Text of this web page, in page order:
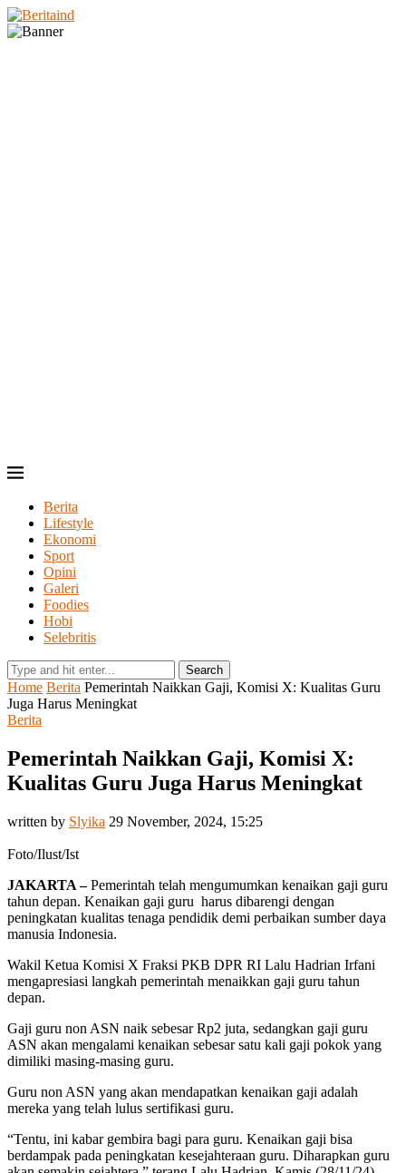
Berita
Lifestyle
Ekonomi
Sport
Opini
Galeri
Foodies
Hobi
Selebritis
Search
Home Berita Pemerintah Naikkan Gaji, Komisi X: Kualitas Guru
Juga Harus Meningkat
Berita
Pemerintah Naikkan Gaji, Komisi X:
Kualitas Guru Juga Harus Meningkat
written by Slyika 29 November, 2024, 15:25
Foto/Ilust/Ist
JAKARTA –Pemerintah telah mengumumkan kenaikan gaji guru
tahun depan. Kenaikan gaji guru harus dibarengi dengan
peningkatan kualitas tenaga pendidik demi perbaikan sumber daya
manusia Indonesia.
Wakil Ketua Komisi X Fraksi PKB DPR RI Lalu Hadrian Irfani
mengapresiasi langkah pemerintah menaikkan gaji guru tahun
depan.
Gaji guru non ASN naik sebesar Rp2 juta, sedangkan gaji guru
ASN akan mengalami kenaikan sebesar satu kali gaji pokok yang
dimiliki masing-masing guru.
Guru non ASN yang akan mendapatkan kenaikan gaji adalah
mereka yang telah lulus sertifikasi guru.
“Tentu, ini kabar gembira bagi para guru. Kenaikan gaji bisa
berdampak pada peningkatan kesejahteraan guru. Diharapkan guru